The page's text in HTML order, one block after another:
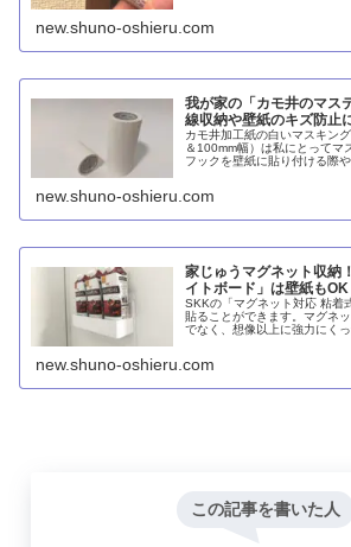
new.shuno-oshieru.com
我が家の「カモ井のマス
線収納や壁紙のキズ防止
カモ井加工紙の白いマスキン
＆100mm幅）は私にとってマ
フックを壁紙に貼り付ける際
new.shuno-oshieru.com
家じゅうマグネット収納
イトボード」は壁紙もOK
SKKの「マグネット対応 粘着
貼ることができます。マグネ
でなく、想像以上に強力にく
new.shuno-oshieru.com
この記事を書いた人